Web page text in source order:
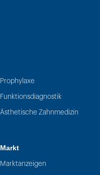
Prophylaxe
Funktionsdiagnostik
Ästhetische Zahnmedizin
Markt
Marktanzeigen